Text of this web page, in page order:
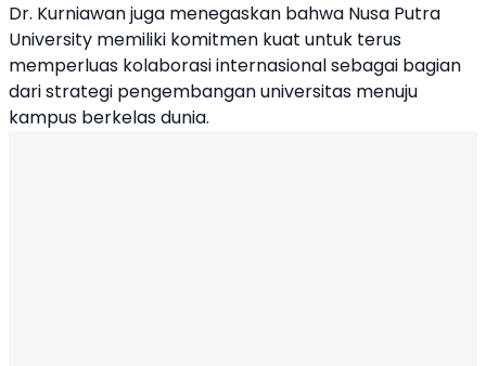
Dr. Kurniawan juga menegaskan bahwa Nusa Putra
University memiliki komitmen kuat untuk terus
memperluas kolaborasi internasional sebagai bagian
dari strategi pengembangan universitas menuju
kampus berkelas dunia.